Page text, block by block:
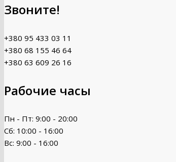
Звоните!
+380 95 433 03 11
+380 68 155 46 64
+380 63 609 26 16
Рабочие часы
Пн - Пт: 9:00 - 20:00
Сб: 10:00 - 16:00
Вс: 9:00 - 16:00